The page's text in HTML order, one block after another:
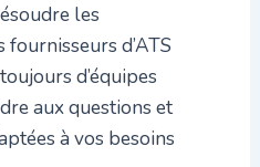
les
d’ATS
d’équipes
aux questions et
à vos besoins